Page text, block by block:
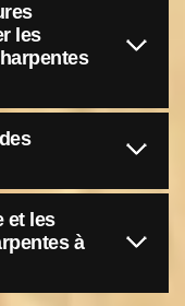
les
et les
à